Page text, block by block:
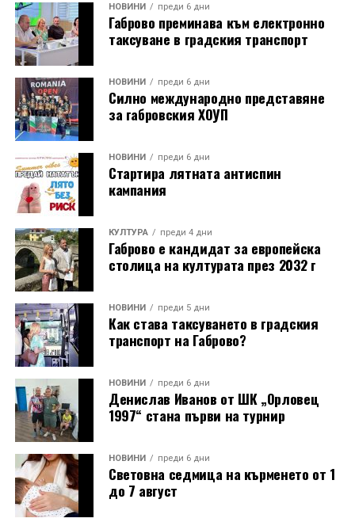
НОВИНИ преди 6 дни
Габрово преминава към електронно
таксуване в градския транспорт
НОВИНИ преди 6 дни
Силно международно представяне
за габровския ХОУП
НОВИНИ преди 6 дни
Стартира лятната антиспин
кампания
КУЛТУРА преди 4 дни
Габрово е кандидат за европейска
столица на културата през 2032 г
НОВИНИ преди 5 дни
Как става таксуването в градския
транспорт на Габрово?
НОВИНИ преди 6 дни
Денислав Иванов от ШК „Орловец
1997“ стана първи на турнир
НОВИНИ преди 6 дни
Световна седмица на кърменето от 1
до 7 август